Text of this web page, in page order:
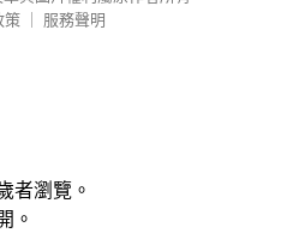
策
服務聲明
者瀏覽。
。